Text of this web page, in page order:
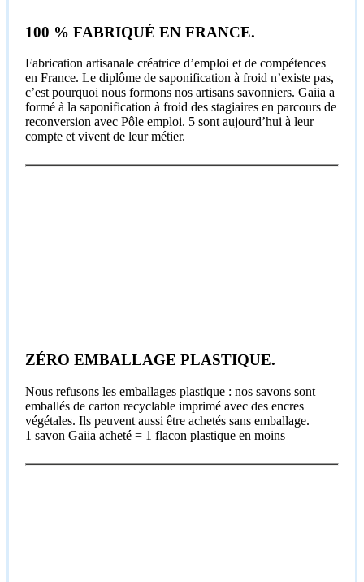
100 % FABRIQUÉ EN FRANCE.
Fabrication artisanale créatrice d’emploi et de compétences
en France. Le diplôme de saponification à froid n’existe pas,
c’est pourquoi nous formons nos artisans savonniers. Gaiia a
formé à la saponification à froid des stagiaires en parcours de
reconversion avec Pôle emploi. 5 sont aujourd’hui à leur
compte et vivent de leur métier.
ZÉRO EMBALLAGE PLASTIQUE.
Nous refusons les emballages plastique : nos savons sont
emballés de carton recyclable imprimé avec des encres
végétales. Ils peuvent aussi être achetés sans emballage.
1 savon Gaiia acheté = 1 flacon plastique en moins